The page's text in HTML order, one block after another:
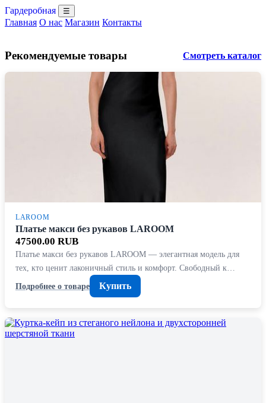
Гардеробная ☰
Главная О нас Магазин Контакты
Рекомендуемые товары Смотреть каталог
LAROOM
Платье макси без рукавов LAROOM
47500.00 RUB
Платье макси без рукавов LAROOM — элегантная модель для
тех, кто ценит лаконичный стиль и комфорт. Свободный к…
Подробнее о товаре
Купить